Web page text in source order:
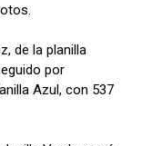
de la planilla
por
Azul, con 537